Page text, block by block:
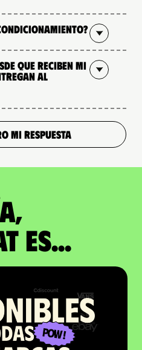
que reciben mi
al
MI RESPUESTA
es...